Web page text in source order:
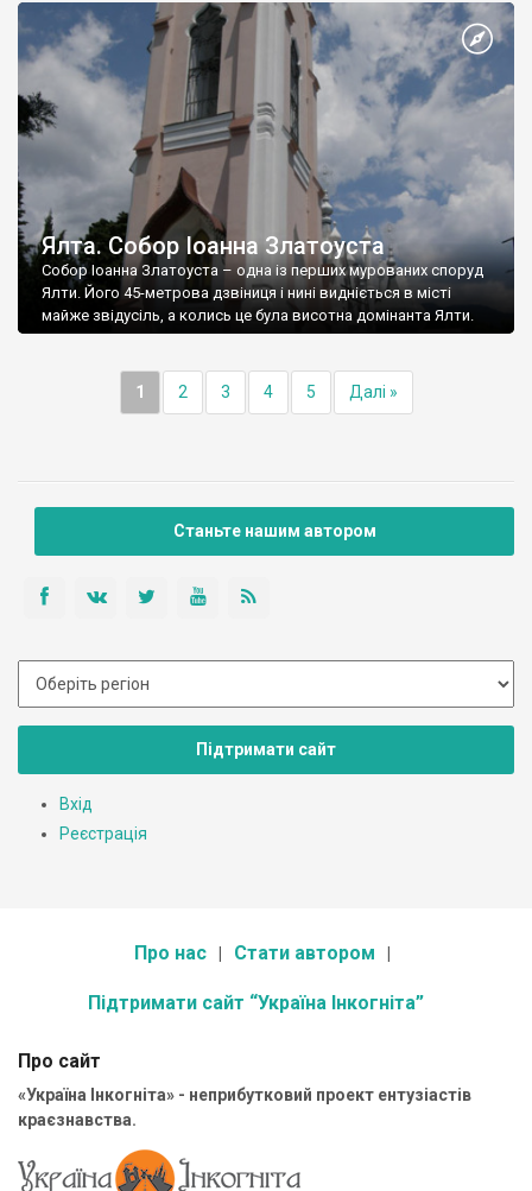
Ялта. Собор Іоанна Златоуста
Собор Іоанна Златоуста – одна із перших мурованих споруд
Ялти. Його 45-метрова дзвіниця і нині видніється в місті
майже звідусіль, а колись це була висотна домінанта Ялти.
1 2 3 4 5 Далі »
Станьте нашим автором
Підтримати сайт
Вхід
Реєстрація
Про нас Стати автором
Підтримати сайт “Україна Інкогніта”
Про сайт
«Україна Інкогніта» - неприбутковий проект ентузіастів
краєзнавства.